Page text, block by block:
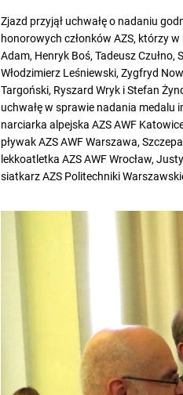
Zjazd przyjął uchwałę o nadaniu
honorowych członków AZS, którzy
Adam, Henryk Boś, Tadeusz
Włodzimierz Leśniewski, Zygfryd
Targoński, Ryszard Wryk i Stefan
uchwałę w sprawie nadania medalu
narciarka alpejska AZS AWF
pływak AZS AWF Warszawa,
lekkoatletka AZS AWF Wrocław,
siatkarz AZS Politechniki